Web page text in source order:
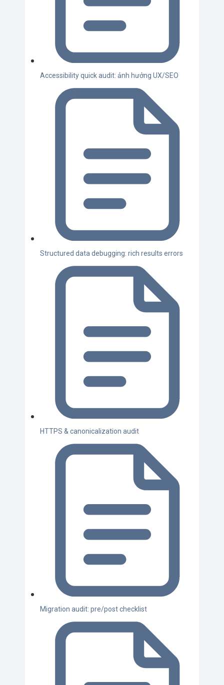
Accessibility quick audit: ảnh hưởng UX/SEO
Structured data debugging: rich results errors
HTTPS & canonicalization audit
Migration audit: pre/post checklist